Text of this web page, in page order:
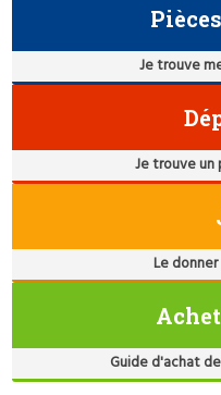
Je trouve
Je trouve un
Le
Guide d'achat